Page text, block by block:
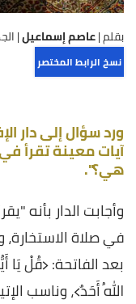
بقلم |عاصم إسماعيل|الجمعة
نسخ الرابط المختصر
ورد سؤال إلى دار
آيات معينة تقرأ
هي؟".
وأجابت الدار بأنه
في صلاة
بعد الفاتحة: ﴿قُلْ يَا
اللهُ أَحَدٌ﴾، وناسب